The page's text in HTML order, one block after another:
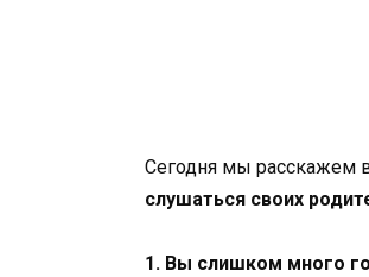
Сегодня мы расскажем
слушаться своих
1. Вы слишком много